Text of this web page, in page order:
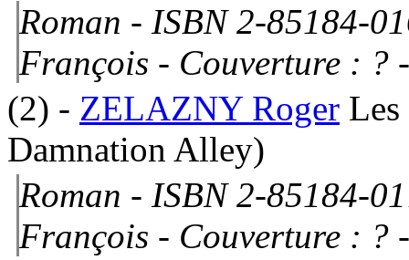
Roman - ISBN 2-85184-
François - Couverture : ?
(2) - ZELAZNY Roger
Damnation Alley)
Roman - ISBN 2-85184-
François - Couverture : ?